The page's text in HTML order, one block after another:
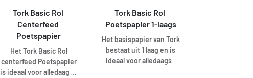
Tork Basic Rol
Centerfeed
Poetspapier
Het Tork Basic Rol
centerfeed Poetspapier
is ideaal voor alledaagse
Tork Basic Rol
Poetspapier 1-laags
Het basispapier van Tork
bestaat uit 1 laag en is
ideaal voor alledaagse